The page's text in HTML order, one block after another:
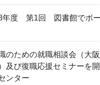
年度 第1回 図書館でボー
のための就職相談会（大
及び復職応援セミナーを
ンター